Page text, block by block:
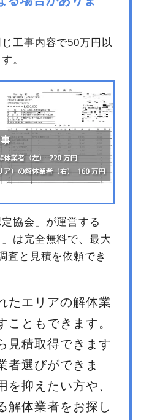
工事内容で50万円以
。
協会」が運営する
」は完全無料で、最大
査と見積を依頼でき
たエリアの解体業
こともできます。
見積取得できます
者選びができま
を抑えたい方や、
解体業者をお探し